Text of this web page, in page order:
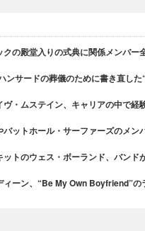
クの殿堂入りの式典に関係メンバー
ンサードの葬儀のために書き直し
ヴ・ムステイン、キャリアの中で
バットホール・サーファーズのメ
ットのウェス・ボーランド、バン
ィーン、“Be My Own Boyfriend”の